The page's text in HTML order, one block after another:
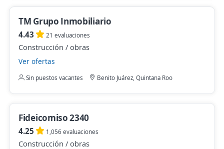
TM Grupo Inmobiliario
4.43 21 evaluaciones
Construcción / obras
Ver ofertas
Sin puestos vacantes Benito Juárez, Quintana Roo
Fideicomiso 2340
4.25 1,056 evaluaciones
Construcción / obras